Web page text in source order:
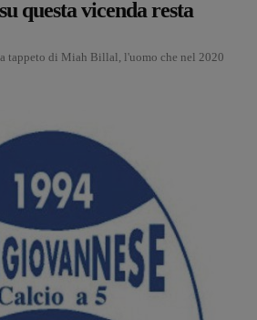
questa vicenda resta
tappeto di Miah Billal, l'uomo che nel 2020